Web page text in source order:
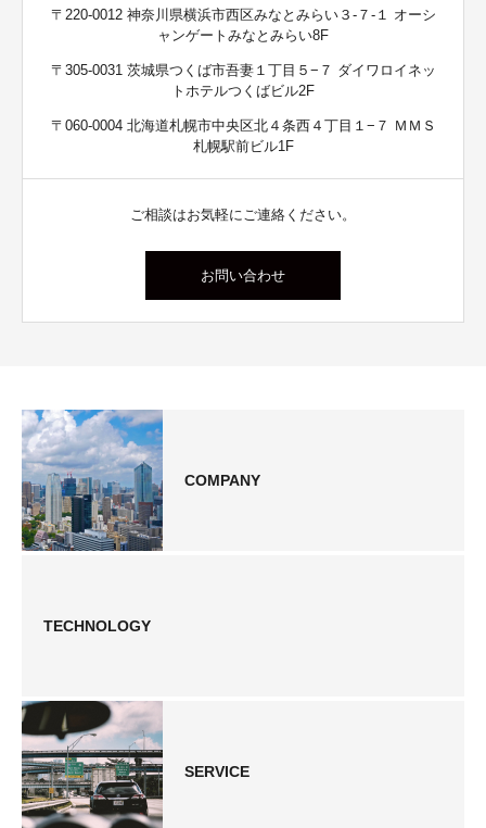
〒220-0012 神奈川県横浜市西区みなとみらい３-７-１ オーシ
ャンゲートみなとみらい8F
〒305-0031 茨城県つくば市吾妻１丁目５−７ ダイワロイネッ
トホテルつくばビル2F
〒060-0004 北海道札幌市中央区北４条西４丁目１−７ ＭＭＳ
札幌駅前ビル1F
ご相談はお気軽にご連絡ください。
お問い合わせ
COMPANY
TECHNOLOGY
SERVICE